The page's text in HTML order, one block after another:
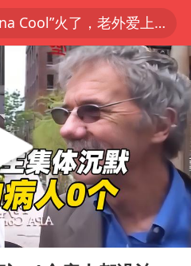
“China Cool”火了，老外爱上中国避暑游
台风白海豚闭眼浙江上海处于危险半圆
兰版北约来了吗
克苏地震
福苑火灾或由烟头引起
网约车司机充电时猝死保险拒赔
州《告全体市民书》
04:33